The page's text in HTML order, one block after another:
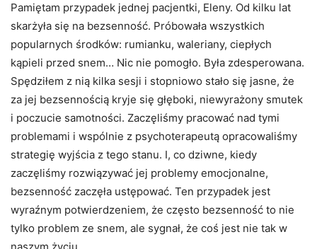
Pamiętam przypadek jednej pacjentki, Eleny. Od kilku lat
skarżyła się na bezsenność. Próbowała wszystkich
popularnych środków: rumianku, waleriany, ciepłych
kąpieli przed snem… Nic nie pomogło. Była zdesperowana.
Spędziłem z nią kilka sesji i stopniowo stało się jasne, że
za jej bezsennością kryje się głęboki, niewyrażony smutek
i poczucie samotności. Zaczęliśmy pracować nad tymi
problemami i wspólnie z psychoterapeutą opracowaliśmy
strategię wyjścia z tego stanu. I, co dziwne, kiedy
zaczęliśmy rozwiązywać jej problemy emocjonalne,
bezsenność zaczęła ustępować. Ten przypadek jest
wyraźnym potwierdzeniem, że często bezsenność to nie
tylko problem ze snem, ale sygnał, że coś jest nie tak w